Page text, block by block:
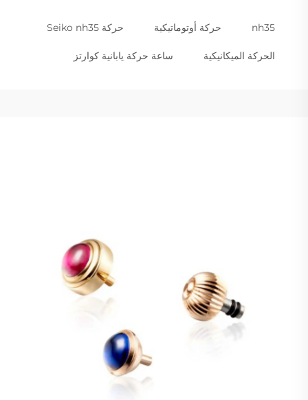
nh35 حركة أوتوماتيكية حركة Seiko nh35
الحركة الميكانيكية ساعة حركة يابانية كوارتز